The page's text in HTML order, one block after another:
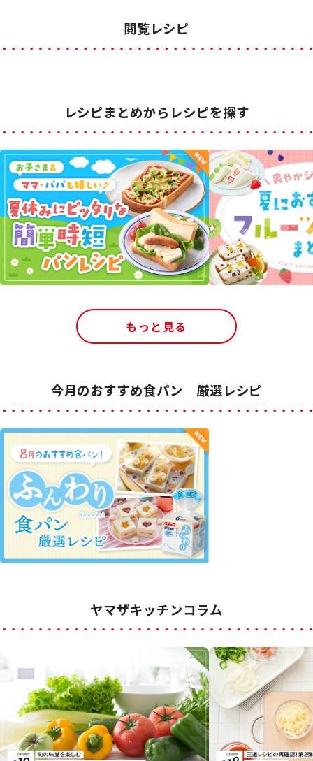
閲覧レシピ
レシピまとめからレシピを探す
もっと見る
今月のおすすめ食パン 厳選レシピ
ヤマザキッチンコラム